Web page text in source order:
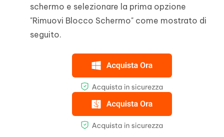
schermo e selezionare la prima opzione
"Rimuovi Blocco Schermo" come mostrato di
seguito.